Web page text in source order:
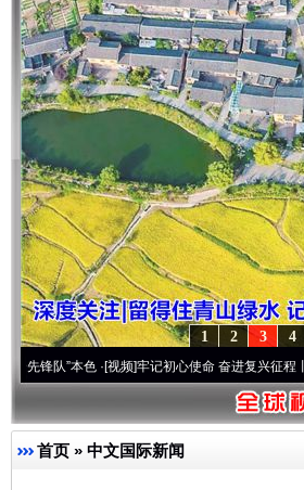
4
3
2
1
本色·[视频]牢记初心使命 奋进复兴征程丨宝塔山下
首页 » 中文国际新闻